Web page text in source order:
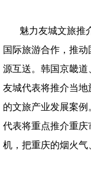
魅力友城文旅推
国际旅游合作，推
源互送。韩国京畿
友城代表将推介当
的文旅产业发展案
代表将重点推介重
机，把重庆的烟火气